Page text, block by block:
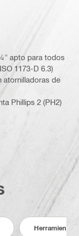
apto para todos
1173-D 6.3)
atornilladoras de
Phillips 2 (PH2)
Herramientas